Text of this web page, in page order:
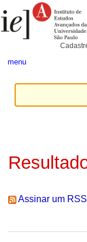
para
conteúdo.
Pessoais
menu
Assinar um